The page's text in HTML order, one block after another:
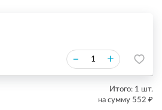
– +
Итого: 1 шт.
на сумму 552 ₽